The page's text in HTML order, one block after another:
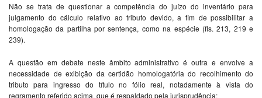
Não se trata de questionar a competência do juízo do inventário para
julgamento do cálculo relativo ao tributo devido, a fim de possibilitar a
homologação da partilha por sentença, como na espécie (fls. 213, 219 e
239).
A questão em debate neste âmbito administrativo é outra e envolve a
necessidade de exibição da certidão homologatória do recolhimento do
tributo para ingresso do título no fólio real, notadamente à vista do
regramento referido acima, que é respaldado pela jurisprudência: